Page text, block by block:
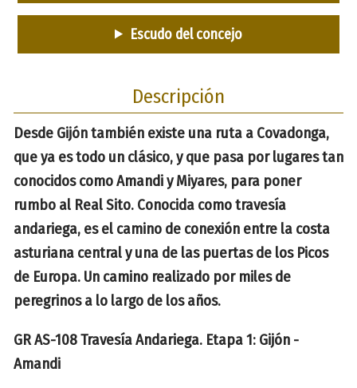
Escudo del concejo
Descripción
Desde Gijón también existe una ruta a Covadonga,
que ya es todo un clásico, y que pasa por lugares tan
conocidos como Amandi y Miyares, para poner
rumbo al Real Sito. Conocida como travesía
andariega, es el camino de conexión entre la costa
asturiana central y una de las puertas de los Picos
de Europa. Un camino realizado por miles de
peregrinos a lo largo de los años.
GR AS-108 Travesía Andariega. Etapa 1: Gijón -
Amandi